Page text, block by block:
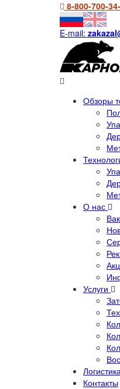
8-800-700-
E-mail:
Обзоры
О нас
Услуги
Логистика
Контакты